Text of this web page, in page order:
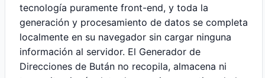
tecnología puramente front-end, y toda la
generación y procesamiento de datos se completa
localmente en su navegador sin cargar ninguna
información al servidor. El Generador de
Direcciones de Bután no recopila, almacena ni